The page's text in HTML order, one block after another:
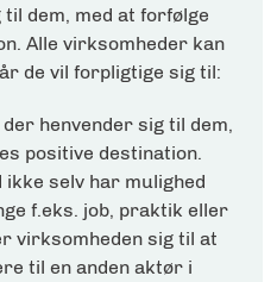
dem, med at forfølge
Alle virksomheder kan
de vil forpligtige sig til:
henvender sig til dem,
positive destination.
ikke selv har mulighed
f.eks. job, praktik eller
virksomheden sig til at
til en anden aktør i